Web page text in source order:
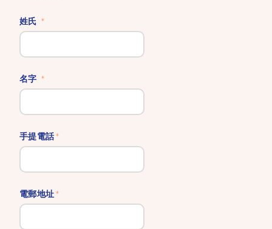
姓氏
名字
手提電話
電郵地址